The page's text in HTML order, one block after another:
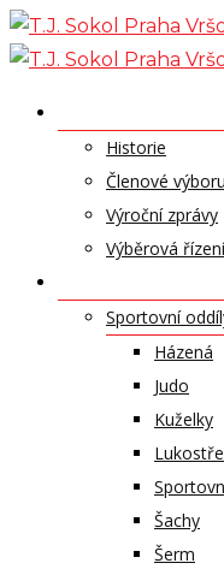
Skip
to
Historie
Členové výboru
Výroční zprávy
Výběrová řízení
Sportovní
Házená
Judo
Kuželky
Šachy
Šerm